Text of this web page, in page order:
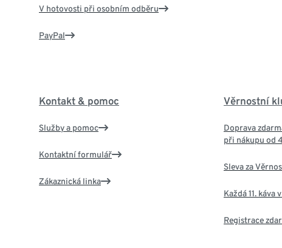
V hotovosti při osobním odběru
PayPal
Kontakt & pomoc
Služby a pomoc
Kontaktní formulář
Zákaznická linka
Věrnostní
Doprava
při nákupu od
Sleva za
Každá 11. káva
Registrace